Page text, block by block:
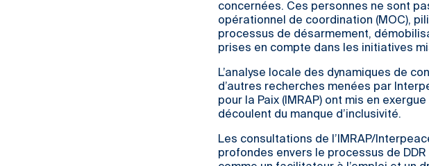
concernées. Ces personnes ne sont
opérationnel de coordination (MOC),
processus de désarmement,
prises en compte dans les initiatives
L’analyse locale des dynamiques de
d’autres recherches menées par
pour la Paix (IMRAP) ont mis en
découlent du manque d’inclusivité.
Les consultations de l’IMRAP/
profondes envers le processus de